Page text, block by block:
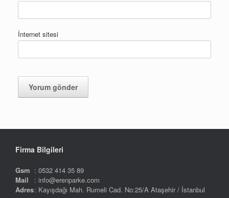
İnternet sitesi
Firma Bilgileri
Gsm : 0532 414 35 89
Mail
: info@erenparke.com
Adres: Kayışdağı Mah. Rumeli Cad. No:25/A Ataşehir / İstanbul